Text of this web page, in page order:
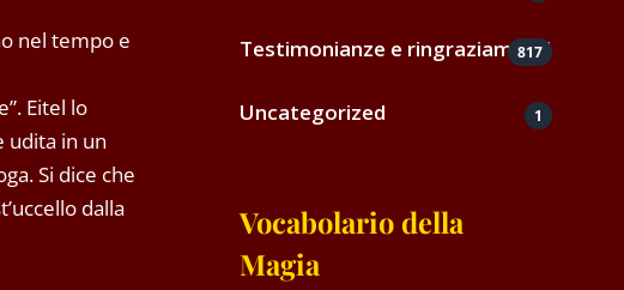
nel tempo e
Eitel lo
udita in un
Si dice che
dalla
Testimonianze e ringraziamenti
817
Uncategorized 1
Vocabolario della
Magia